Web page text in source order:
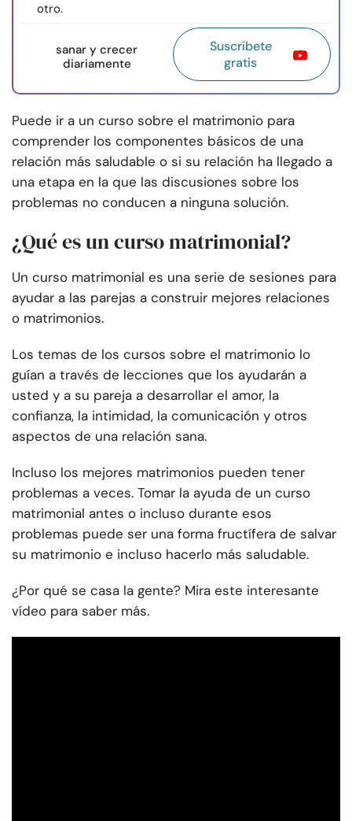
otro.
sanar y crecer
diariamente
Suscríbete
gratis
Puede ir a un curso sobre el matrimonio para
comprender los componentes básicos de una
relación más saludable o si su relación ha llegado a
una etapa en la que las discusiones sobre los
problemas no conducen a ninguna solución.
¿Qué es un curso matrimonial?
Un curso matrimonial es una serie de sesiones para
ayudar a las parejas a construir mejores relaciones
o matrimonios.
Los temas de los cursos sobre el matrimonio lo
guían a través de lecciones que los ayudarán a
usted y a su pareja a desarrollar el amor, la
confianza, la intimidad, la comunicación y otros
aspectos de una relación sana.
Incluso los mejores matrimonios pueden tener
problemas a veces. Tomar la ayuda de un curso
matrimonial antes o incluso durante esos
problemas puede ser una forma fructífera de salvar
su matrimonio e incluso hacerlo más saludable.
¿Por qué se casa la gente? Mira este interesante
vídeo para saber más.